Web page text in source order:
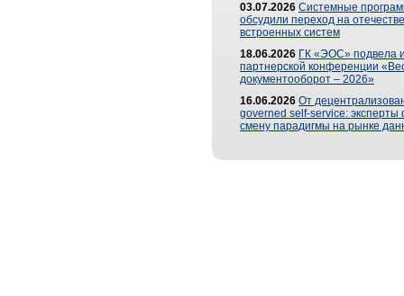
03.07.2026 Системные
обсудили переход на
встроенных систем
18.06.2026 ГК «ЭОС» подвела
партнерской конференции
документооборот – 2026»
16.06.2026 От
governed self-service: эксперты
смену парадигмы на рынке